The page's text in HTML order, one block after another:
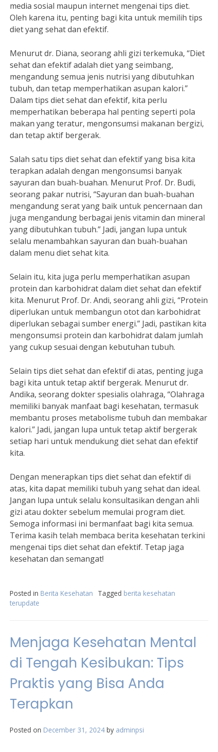
media sosial maupun internet mengenai tips diet.
Oleh karena itu, penting bagi kita untuk memilih tips
diet yang sehat dan efektif.
Menurut dr. Diana, seorang ahli gizi terkemuka, “Diet
sehat dan efektif adalah diet yang seimbang,
mengandung semua jenis nutrisi yang dibutuhkan
tubuh, dan tetap memperhatikan asupan kalori.”
Dalam tips diet sehat dan efektif, kita perlu
memperhatikan beberapa hal penting seperti pola
makan yang teratur, mengonsumsi makanan bergizi,
dan tetap aktif bergerak.
Salah satu tips diet sehat dan efektif yang bisa kita
terapkan adalah dengan mengonsumsi banyak
sayuran dan buah-buahan. Menurut Prof. Dr. Budi,
seorang pakar nutrisi, “Sayuran dan buah-buahan
mengandung serat yang baik untuk pencernaan dan
juga mengandung berbagai jenis vitamin dan mineral
yang dibutuhkan tubuh.” Jadi, jangan lupa untuk
selalu menambahkan sayuran dan buah-buahan
dalam menu diet sehat kita.
Selain itu, kita juga perlu memperhatikan asupan
protein dan karbohidrat dalam diet sehat dan efektif
kita. Menurut Prof. Dr. Andi, seorang ahli gizi, “Protein
diperlukan untuk membangun otot dan karbohidrat
diperlukan sebagai sumber energi.” Jadi, pastikan kita
mengonsumsi protein dan karbohidrat dalam jumlah
yang cukup sesuai dengan kebutuhan tubuh.
Selain tips diet sehat dan efektif di atas, penting juga
bagi kita untuk tetap aktif bergerak. Menurut dr.
Andika, seorang dokter spesialis olahraga, “Olahraga
memiliki banyak manfaat bagi kesehatan, termasuk
membantu proses metabolisme tubuh dan membakar
kalori.” Jadi, jangan lupa untuk tetap aktif bergerak
setiap hari untuk mendukung diet sehat dan efektif
kita.
Dengan menerapkan tips diet sehat dan efektif di
atas, kita dapat memiliki tubuh yang sehat dan ideal.
Jangan lupa untuk selalu konsultasikan dengan ahli
gizi atau dokter sebelum memulai program diet.
Semoga informasi ini bermanfaat bagi kita semua.
Terima kasih telah membaca berita kesehatan terkini
mengenai tips diet sehat dan efektif. Tetap jaga
kesehatan dan semangat!
Posted in Berita Kesehatan Tagged berita kesehatan
terupdate
Menjaga Kesehatan Mental
di Tengah Kesibukan: Tips
Praktis yang Bisa Anda
Terapkan
Posted on December 31, 2024 by adminpsi